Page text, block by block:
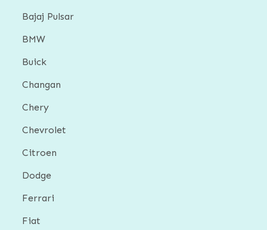
Bajaj Pulsar
BMW
Buick
Changan
Chery
Chevrolet
Citroen
Dodge
Ferrari
Fiat